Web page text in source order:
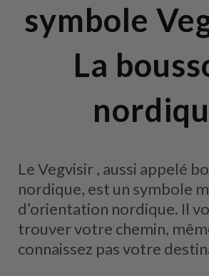
symbole
La
Le Vegvisir , aussi appelé
nordique, est un symbole
d’orientation nordique. Il
trouver votre chemin,
connaissez pas votre